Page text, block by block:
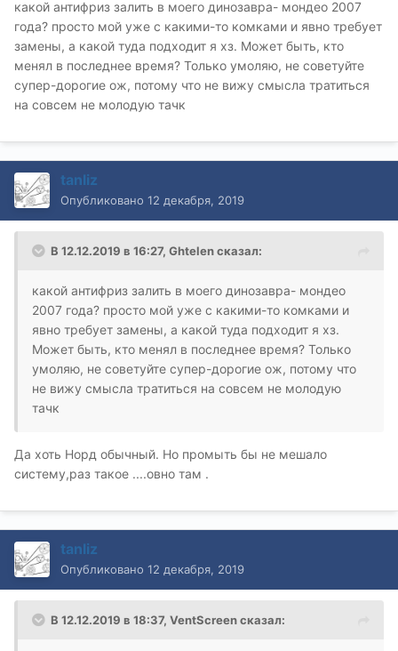
какой антифриз залить в моего динозавра- мондео 2007
года? просто мой уже с какими-то комками и явно требует
замены, а какой туда подходит я хз. Может быть, кто
менял в последнее время? Только умоляю, не советуйте
супер-дорогие ож, потому что не вижу смысла тратиться
на совсем не молодую тачк
tanliz
Опубликовано 12 декабря, 2019
В 12.12.2019 в 16:27, Ghtelenсказал:
какой антифриз залить в моего динозавра- мондео
2007 года? просто мой уже с какими-то комками и
явно требует замены, а какой туда подходит я хз.
Может быть, кто менял в последнее время? Только
умоляю, не советуйте супер-дорогие ож, потому что
не вижу смысла тратиться на совсем не молодую
тачк
Да хоть Норд обычный. Но промыть бы не мешало
систему,раз такое ....овно там .
tanliz
Опубликовано 12 декабря, 2019
В 12.12.2019 в 18:37, VentScreenсказал: